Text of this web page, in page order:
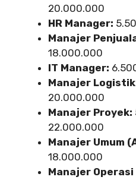
20.000.000
HR Manager:
Manajer
18.000.000
IT Manager:
Manajer
20.000.000
Manajer Proyek:
22.000.000
Manajer Umum
18.000.000
Manajer